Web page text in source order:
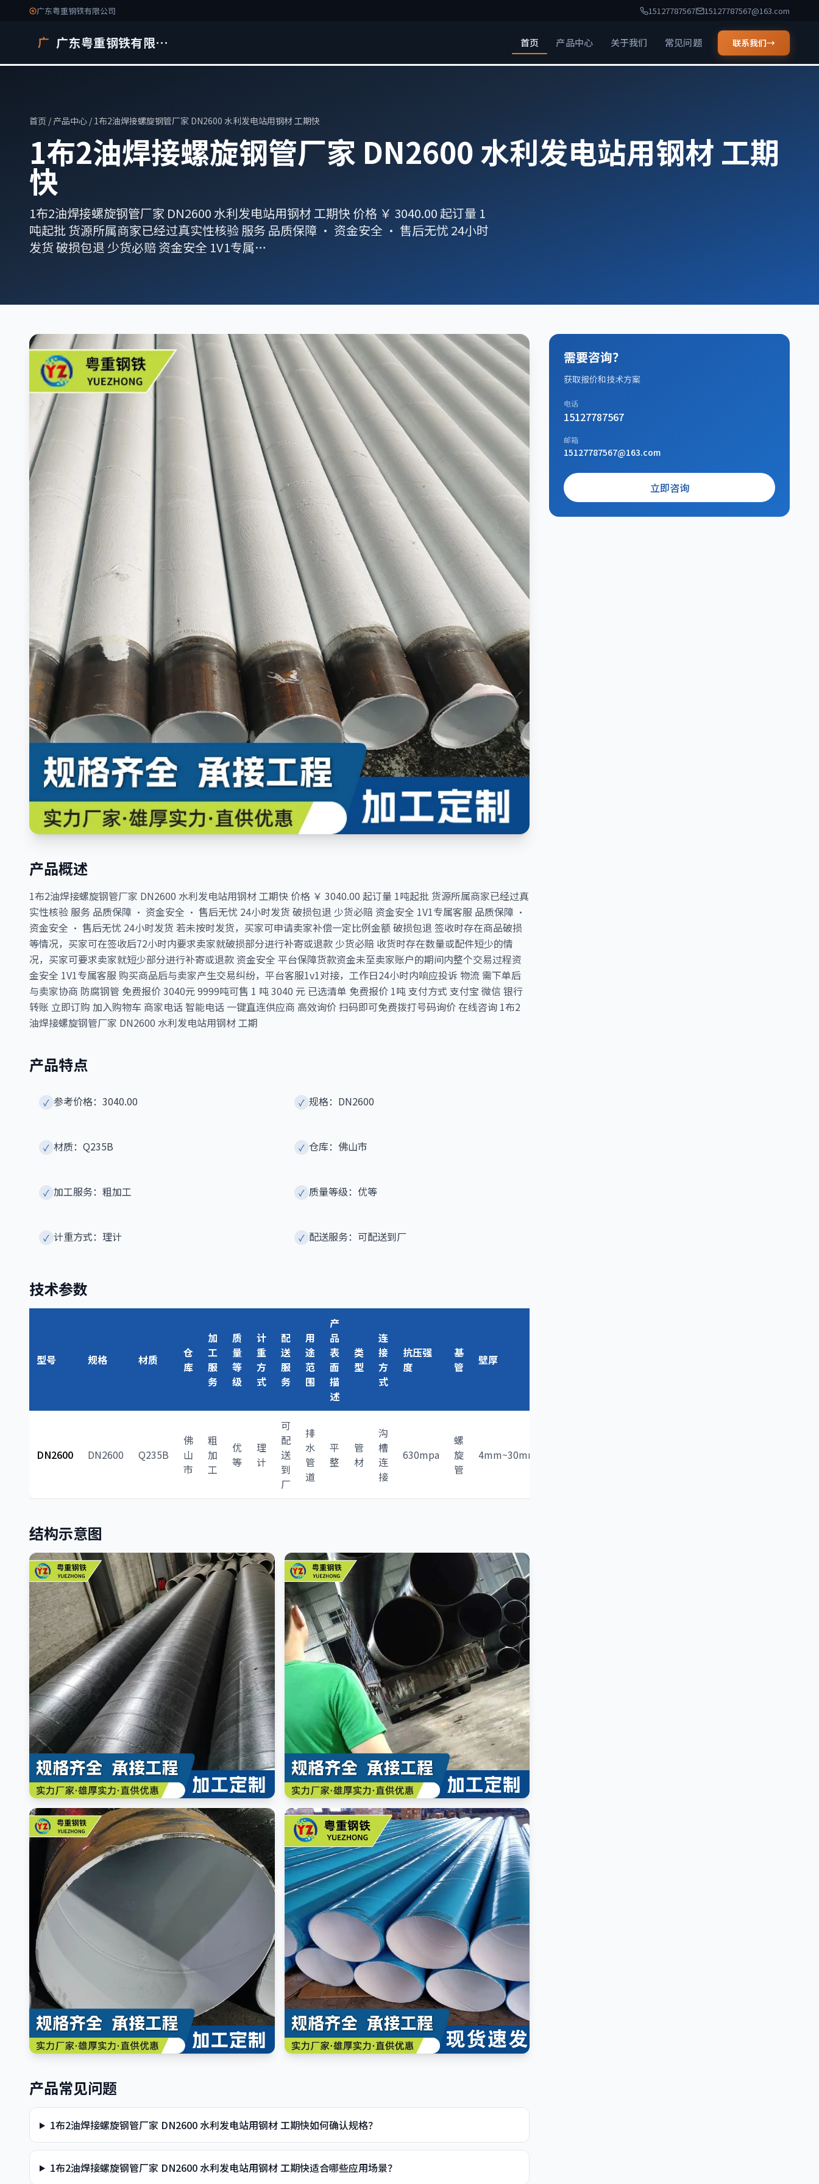
广东粤重钢铁有限公司 15127787567 15127787567@163.com
广 广东粤重钢铁有限公司 首页 产品中心 关于我们 常见问题 联系我们→
首页 / 产品中心 / 1布2油焊接螺旋钢管厂家 DN2600 水利发电站用钢材 工期快
1布2油焊接螺旋钢管厂家 DN2600 水利发电站用钢材 工期
快
1布2油焊接螺旋钢管厂家 DN2600 水利发电站用钢材 工期快 价格 ￥ 3040.00 起订量 1
吨起批 货源所属商家已经过真实性核验 服务 品质保障 · 资金安全 · 售后无忧 24小时
发货 破损包退 少货必赔 资金安全 1V1专属…
产品概述
1布2油焊接螺旋钢管厂家 DN2600 水利发电站用钢材 工期快 价格 ￥ 3040.00 起订量 1吨起批 货源所属商家已经过真
实性核验 服务 品质保障 · 资金安全 · 售后无忧 24小时发货 破损包退 少货必赔 资金安全 1V1专属客服 品质保障 ·
资金安全 · 售后无忧 24小时发货 若未按时发货，买家可申请卖家补偿一定比例金额 破损包退 签收时存在商品破损
等情况，买家可在签收后72小时内要求卖家就破损部分进行补寄或退款 少货必赔 收货时存在数量或配件短少的情
况，买家可要求卖家就短少部分进行补寄或退款 资金安全 平台保障货款资金未至卖家账户的期间内整个交易过程资
金安全 1V1专属客服 购买商品后与卖家产生交易纠纷，平台客服1v1对接，工作日24小时内响应投诉 物流 需下单后
与卖家协商 防腐钢管 免费报价 3040元 9999吨可售 1 吨 3040 元 已选清单 免费报价 1吨 支付方式 支付宝 微信 银行
转账 立即订购 加入购物车 商家电话 智能电话 一键直连供应商 高效询价 扫码即可免费拨打号码询价 在线咨询 1布2
油焊接螺旋钢管厂家 DN2600 水利发电站用钢材 工期
产品特点
✓ 参考价格：3040.00 ✓ 规格：DN2600
✓ 材质：Q235B ✓ 仓库：佛山市
✓ 加工服务：粗加工 ✓ 质量等级：优等
✓ 计重方式：理计 ✓ 配送服务：可配送到厂
技术参数
型号 规格 材质
仓
库
加
工
服
务
质
量
等
级
计
重
方
式
配
送
服
务
用
途
范
围
产
品
表
面
描
述
类
型
连
接
方
式
抗压强
度
基
管
壁厚
DN2600 DN2600 Q235B
佛
山
市
粗
加
工
优
等
理
计
可
配
送
到
厂
排
水
管
道
平
整
管
材
沟
槽
连
接
630mpa
螺
旋
管
4mm~30mm
结构示意图
产品常见问题
1布2油焊接螺旋钢管厂家 DN2600 水利发电站用钢材 工期快如何确认规格？
1布2油焊接螺旋钢管厂家 DN2600 水利发电站用钢材 工期快适合哪些应用场景？
需要咨询？
获取报价和技术方案
电话
15127787567
邮箱
15127787567@163.com
立即咨询